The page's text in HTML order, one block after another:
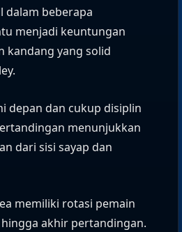
dalam beberapa
menjadi keuntungan
kandang yang solid
depan dan cukup disiplin
menunjukkan
dari sisi sayap dan
memiliki rotasi pemain
akhir pertandingan.